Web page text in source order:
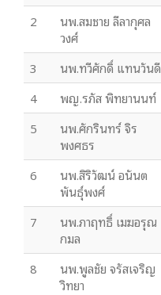
2
นพ.สมชาย ลีลากุศล
วงศ์
3 นพ.ทวีศักดิ์ แทนวันดี
4
พญ.รภัส พิทยานนท์
5
นพ.ศักรินทร์ จิร
พงศธร
6
นพ.สิริวัฒน์ อนันต
พันธุ์พงศ์
7
นพ.ภาฤทธิ์ เมฆอรุณ
กมล
8
นพ.พูลชัย จรัสเจริญ
วิทยา